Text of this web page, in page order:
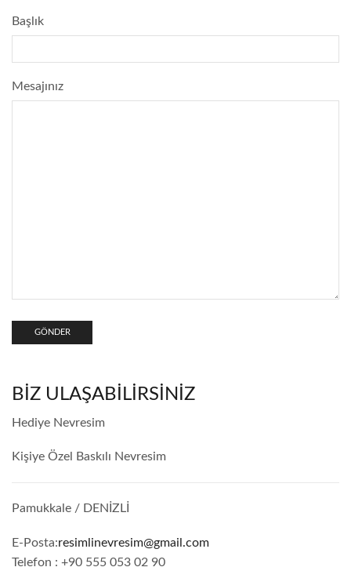
Başlık
Mesajınız
BIZ ULAŞABILIRSINIZ
Hediye Nevresim
Kişiye Özel Baskılı Nevresim
Pamukkale / DENİZLİ
E-Posta:resimlinevresim@gmail.com
Telefon : +90 555 053 02 90